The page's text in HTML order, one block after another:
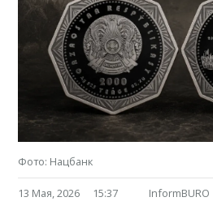
Фото: Нацбанк
13 Мая, 2026 15:37 InformBURO